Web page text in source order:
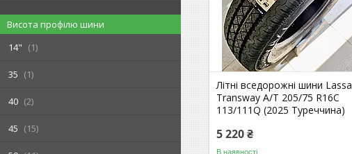
Висота профілю шини
14"
1
35 1
40 2
45 15
Літні вседорожні шини Lassa
Transway A/T 205/75 R16C
113/111Q (2025 Туреччина)
5 220 ₴
В наявності